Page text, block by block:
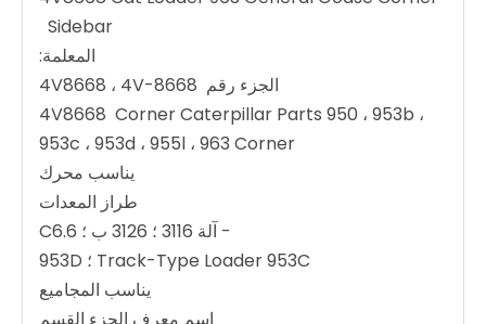
Sidebar
المعلمة:
الجزء رقم 4V8668 ، 4V-8668
4V8668 Corner Caterpillar Parts 950 ، 953b ،
953c ، 953d ، 955l ، 963 Corner
يناسب محرك
طراز المعدات
- آلة 3116 ؛ 3126 ب ؛ C6.6
Track-Type Loader 953C ؛ 953D
يناسب المجاميع